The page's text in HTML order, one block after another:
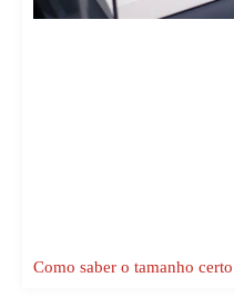
Como saber o tamanho